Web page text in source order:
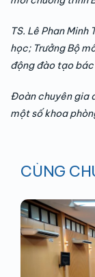
TS. Lê Phan
học; Trưởng Bộ
động đào tạo
Đoàn chuyên gia
một số khoa
CÙNG